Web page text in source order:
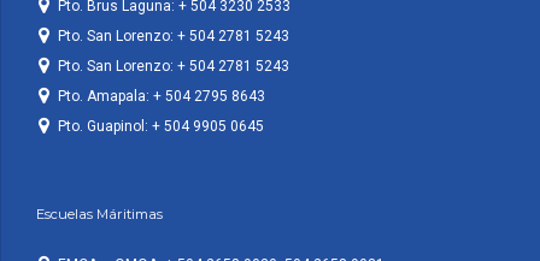
Pto. Brus Laguna: + 504 3230 2533
Pto. San Lorenzo: + 504 2781 5243
Pto. San Lorenzo: + 504 2781 5243
Pto. Amapala: + 504 2795 8643
Pto. Guapinol: + 504 9905 0645
Escuelas Máritimas